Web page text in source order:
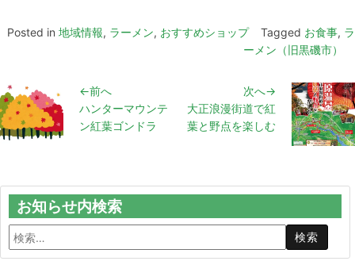
Posted in 地域情報, ラーメン, おすすめショップ Tagged お食事, ラ
ーメン（旧黒磯市）
←前へ
ハンターマウンテ
ン紅葉ゴンドラ
次へ→
大正浪漫街道で紅
葉と野点を楽しむ
お知らせ内検索